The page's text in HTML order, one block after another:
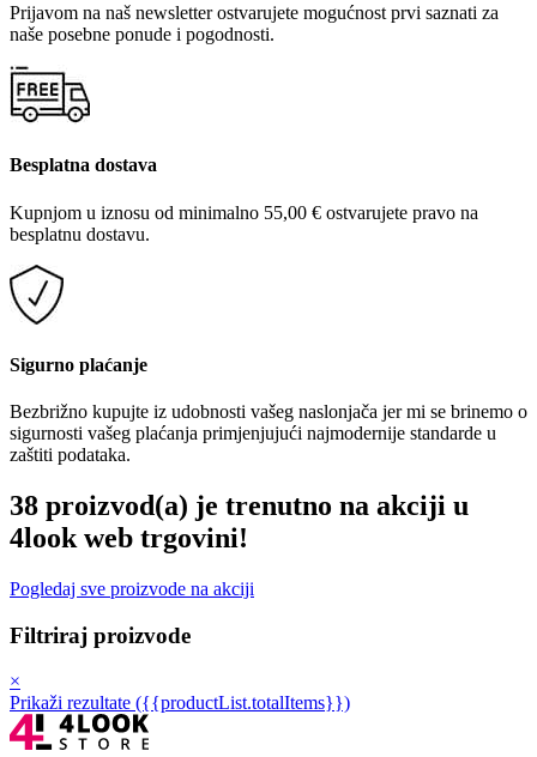
Prijavom na naš newsletter ostvarujete mogućnost prvi saznati za
naše posebne ponude i pogodnosti.
Besplatna dostava
Kupnjom u iznosu od minimalno 55,00 € ostvarujete pravo na
besplatnu dostavu.
Sigurno plaćanje
Bezbrižno kupujte iz udobnosti vašeg naslonjača jer mi se brinemo o
sigurnosti vašeg plaćanja primjenjujući najmodernije standarde u
zaštiti podataka.
38 proizvod(a) je trenutno na akciji u
4look web trgovini!
Pogledaj sve proizvode na akciji
Filtriraj proizvode
×
Prikaži rezultate ({{productList.totalItems}})